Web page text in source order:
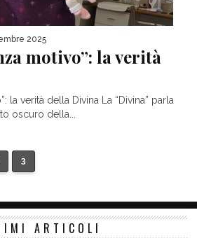
2025
motivo”: la verità
la verità della Divina La “Divina” parla
oscuro della...
3
ARTICOLI